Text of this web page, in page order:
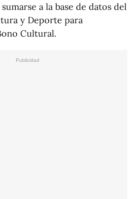
a la base de datos del
y Deporte para
Cultural.